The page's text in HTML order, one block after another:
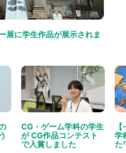
展に学生作品が展示されま
CG・ゲーム学科の学生
が CG作品コンテスト
で入賞しました
学
た